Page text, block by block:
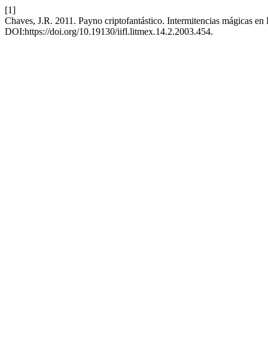
[1]
Chaves, J.R. 2011. Payno criptofantástico. Intermitencias mágicas
DOI:https://doi.org/10.19130/iifl.litmex.14.2.2003.454.